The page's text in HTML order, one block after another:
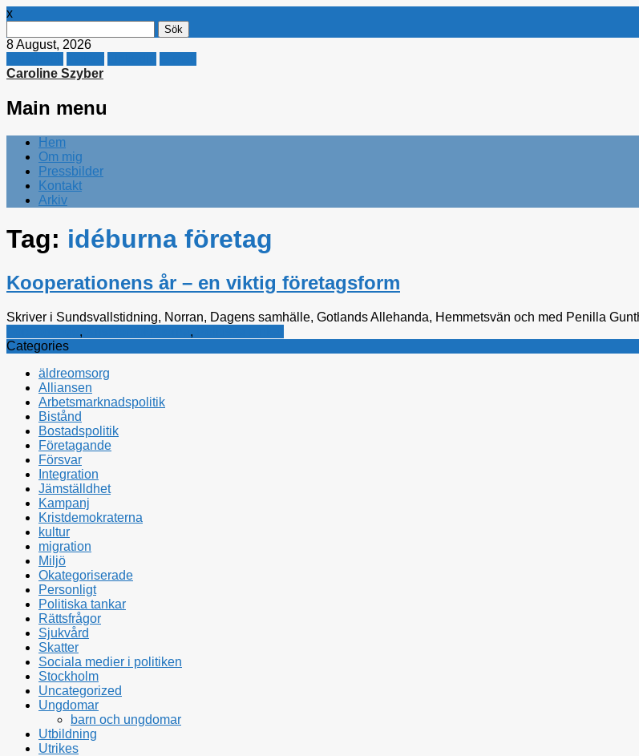
x
efter:
8 August, 2026
Caroline Szyber
Main menu
Skip
content
Hem
Om mig
Pressbilder
Kontakt
Arkiv
Tag: idéburna företag
Kooperationens år – en viktig företagsform
Skriver i Sundsvallstidning, Norran, Dagens samhälle, Gotlands Allehanda, Hemmetsvän och med Penilla
, ,
Categories
äldreomsorg
Alliansen
Arbetsmarknadspolitik
Bistånd
Bostadspolitik
Företagande
Försvar
Integration
Jämställdhet
Kampanj
Kristdemokraterna
kultur
migration
Miljö
Okategoriserade
Personligt
Politiska tankar
Rättsfrågor
Sjukvård
Skatter
Sociala medier i politiken
Stockholm
Uncategorized
Ungdomar
barn och ungdomar
Utbildning
Utrikes